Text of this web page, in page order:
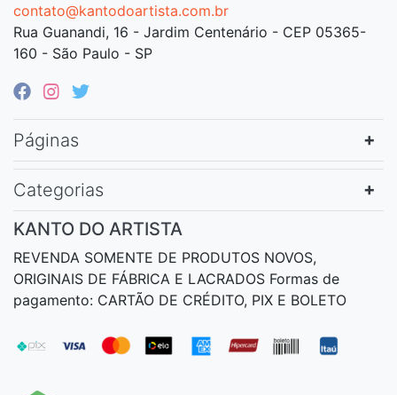
contato@kantodoartista.com.br
Rua Guanandi, 16 - Jardim Centenário - CEP 05365-
160 - São Paulo - SP
Páginas
Categorias
KANTO DO ARTISTA
REVENDA SOMENTE DE PRODUTOS NOVOS,
ORIGINAIS DE FÁBRICA E LACRADOS Formas de
pagamento: CARTÃO DE CRÉDITO, PIX E BOLETO